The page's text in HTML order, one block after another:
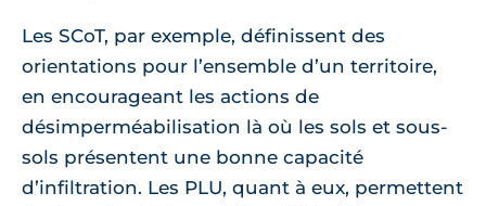
Les SCoT, par exemple, définissent des
orientations pour l’ensemble d’un territoire,
en encourageant les actions de
désimperméabilisation là où les sols et sous-
sols présentent une bonne capacité
d’infiltration. Les PLU, quant à eux, permettent